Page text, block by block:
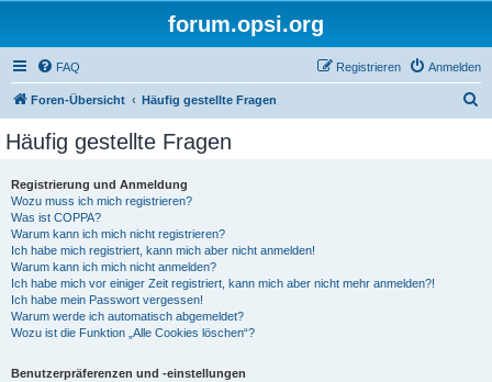
forum.opsi.org
FAQ Anmelden
Registrieren
Foren-Übersicht Häufig gestellte Fragen
Häufig gestellte Fragen
Registrierung und Anmeldung
Wozu muss ich mich registrieren?
Was ist COPPA?
Warum kann ich mich nicht registrieren?
Ich habe mich registriert, kann mich aber nicht anmelden!
Warum kann ich mich nicht anmelden?
Ich habe mich vor einiger Zeit registriert, kann mich aber nicht mehr anmelden?!
Ich habe mein Passwort vergessen!
Warum werde ich automatisch abgemeldet?
Wozu ist die Funktion „Alle Cookies löschen“?
Benutzerpräferenzen und -einstellungen